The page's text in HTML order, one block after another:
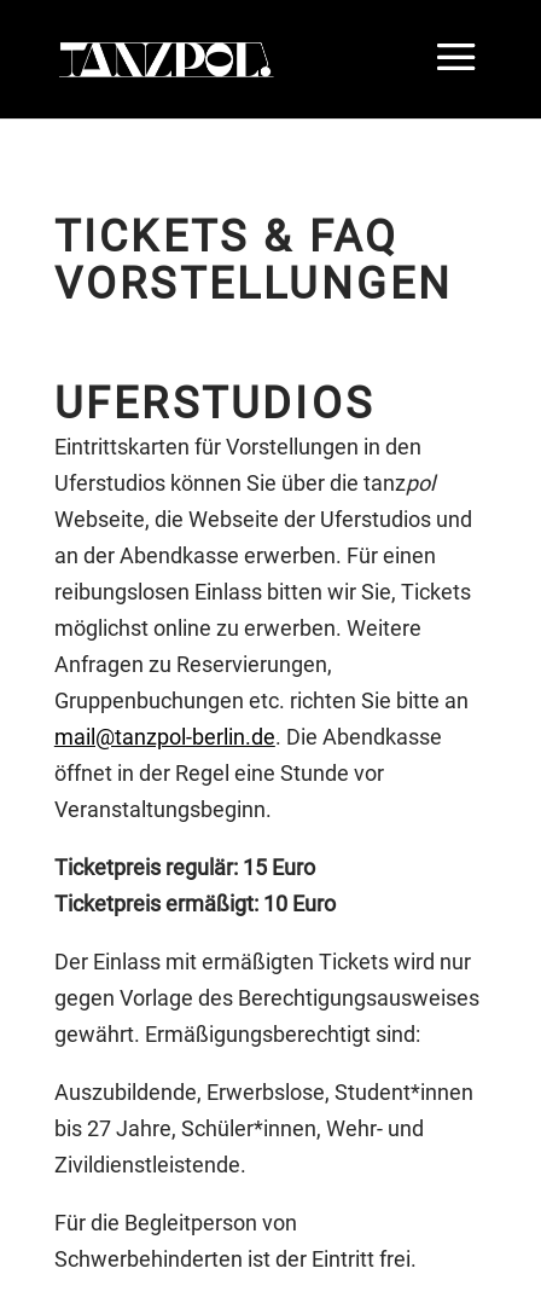
TICKETS & FAQ
VORSTELLUNGEN
UFERSTUDIOS
Eintrittskarten für Vorstellungen in den
Uferstudios können Sie über die tanzpol
Webseite, die Webseite der Uferstudios und
an der Abendkasse erwerben. Für einen
reibungslosen Einlass bitten wir Sie, Tickets
möglichst online zu erwerben. Weitere
Anfragen zu Reservierungen,
Gruppenbuchungen etc. richten Sie bitte an
mail@tanzpol-berlin.de. Die Abendkasse
öffnet in der Regel eine Stunde vor
Veranstaltungsbeginn.
Ticketpreis regulär: 15 Euro
Ticketpreis ermäßigt: 10 Euro
Der Einlass mit ermäßigten Tickets wird nur
gegen Vorlage des Berechtigungsausweises
gewährt. Ermäßigungsberechtigt sind:
Auszubildende, Erwerbslose, Student*innen
bis 27 Jahre, Schüler*innen, Wehr- und
Zivildienstleistende.
Für die Begleitperson von
Schwerbehinderten ist der Eintritt frei.